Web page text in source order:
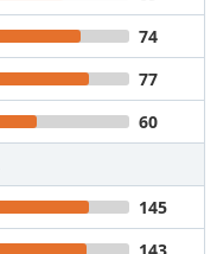
74
77
60
145
143